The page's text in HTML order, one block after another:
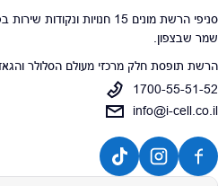
סניפי הרשת מונים 15 חנויות
שמר שבצפון.
הרשת תופסת חלק מרכזי מעולם הסלולר
1700-55-51-52
info@i-cell.co.il